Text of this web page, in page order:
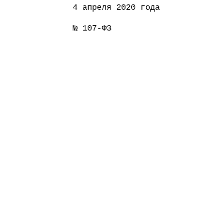
4 апреля 2020 года
№ 107-ФЗ